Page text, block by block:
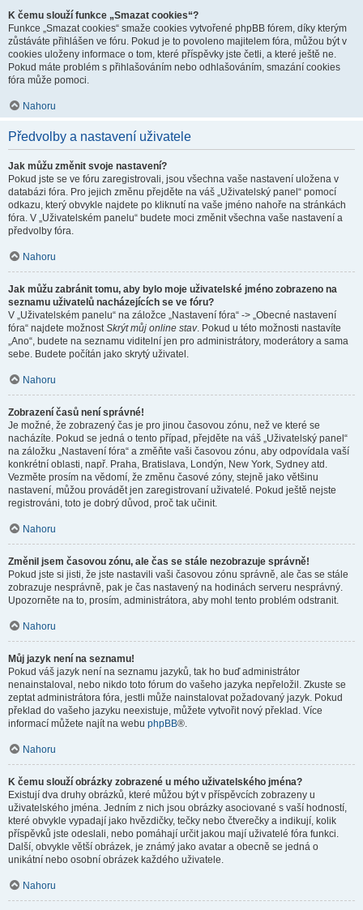
K čemu slouží funkce „Smazat cookies“?
Funkce „Smazat cookies“ smaže cookies vytvořené phpBB fórem, díky kterým
zůstáváte přihlášen ve fóru. Pokud je to povoleno majitelem fóra, můžou být v
cookies uloženy informace o tom, které příspěvky jste četli, a které ještě ne.
Pokud máte problém s přihlašováním nebo odhlašováním, smazání cookies
fóra může pomoci.
Nahoru
Předvolby a nastavení uživatele
Jak můžu změnit svoje nastavení?
Pokud jste se ve fóru zaregistrovali, jsou všechna vaše nastavení uložena v
databázi fóra. Pro jejich změnu přejděte na váš „Uživatelský panel“ pomocí
odkazu, který obvykle najdete po kliknutí na vaše jméno nahoře na stránkách
fóra. V „Uživatelském panelu“ budete moci změnit všechna vaše nastavení a
předvolby fóra.
Nahoru
Jak můžu zabránit tomu, aby bylo moje uživatelské jméno zobrazeno na
seznamu uživatelů nacházejících se ve fóru?
V „Uživatelském panelu“ na záložce „Nastavení fóra“ -> „Obecné nastavení
fóra“ najdete možnostSkrýt můj online stav. Pokud u této možnosti nastavíte
„Ano“, budete na seznamu viditelní jen pro administrátory, moderátory a sama
sebe. Budete počítán jako skrytý uživatel.
Nahoru
Zobrazení časů není správné!
Je možné, že zobrazený čas je pro jinou časovou zónu, než ve které se
nacházíte. Pokud se jedná o tento případ, přejděte na váš „Uživatelský panel“
na záložku „Nastavení fóra“ a změňte vaši časovou zónu, aby odpovídala vaší
konkrétní oblasti, např. Praha, Bratislava, Londýn, New York, Sydney atd.
Vezměte prosím na vědomí, že změnu časové zóny, stejně jako většinu
nastavení, můžou provádět jen zaregistrovaní uživatelé. Pokud ještě nejste
registrováni, toto je dobrý důvod, proč tak učinit.
Nahoru
Změnil jsem časovou zónu, ale čas se stále nezobrazuje správně!
Pokud jste si jisti, že jste nastavili vaši časovou zónu správně, ale čas se stále
zobrazuje nesprávně, pak je čas nastavený na hodinách serveru nesprávný.
Upozorněte na to, prosím, administrátora, aby mohl tento problém odstranit.
Nahoru
Můj jazyk není na seznamu!
Pokud váš jazyk není na seznamu jazyků, tak ho buď administrátor
nenainstaloval, nebo nikdo toto fórum do vašeho jazyka nepřeložil. Zkuste se
zeptat administrátora fóra, jestli může nainstalovat požadovaný jazyk. Pokud
překlad do vašeho jazyku neexistuje, můžete vytvořit nový překlad. Více
informací můžete najít na webu phpBB®.
Nahoru
K čemu slouží obrázky zobrazené u mého uživatelského jména?
Existují dva druhy obrázků, které můžou být v příspěvcích zobrazeny u
uživatelského jména. Jedním z nich jsou obrázky asociované s vaší hodností,
které obvykle vypadají jako hvězdičky, tečky nebo čtverečky a indikují, kolik
příspěvků jste odeslali, nebo pomáhají určit jakou mají uživatelé fóra funkci.
Další, obvykle větší obrázek, je známý jako avatar a obecně se jedná o
unikátní nebo osobní obrázek každého uživatele.
Nahoru